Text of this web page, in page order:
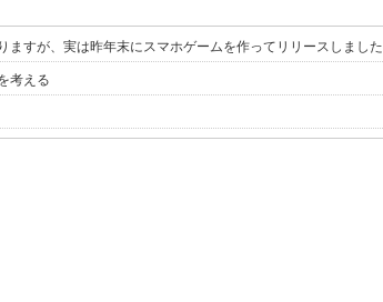
ますが、実は昨年末にスマホゲームを作ってリリースしました
考える